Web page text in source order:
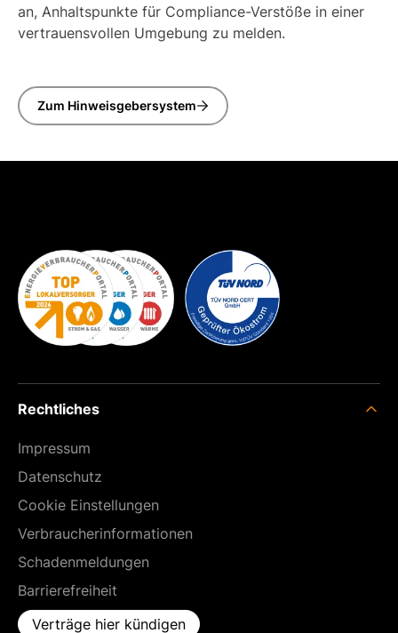
an, Anhaltspunkte für Compliance-Verstöße in einer
vertrauensvollen Umgebung zu melden.
Zum Hinweisgebersystem
Rechtliches
Impressum
Datenschutz
Cookie Einstellungen
Verbraucherinformationen
Schadenmeldungen
Barrierefreiheit
Verträge hier kündigen